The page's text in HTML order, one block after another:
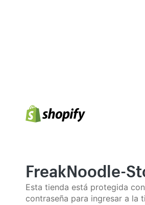
FreakNoodle-
Esta tienda está protegida
contraseña para ingresar a la